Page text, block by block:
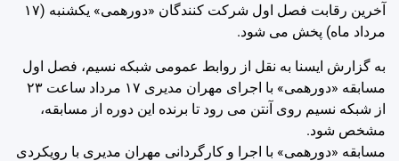
آخرین رقابت فصل اول شرکت کنندگان «دورهمی» یکشنبه (۱۷
مرداد ماه) پخش می شود.
به گزارش ایسنا به نقل از روابط عمومی شبکه نسیم، فصل اول
مسابقه «دورهمی» با اجرای مهران مدیری ١٧ مرداد ساعت ۲۳
از شبکه نسیم روی آنتن می رود تا برنده این دوره از مسابقه،
مشخص شود.
مسابقه «دورهمی» با اجرا و کارگردانی مهران مدیری با رویکردی